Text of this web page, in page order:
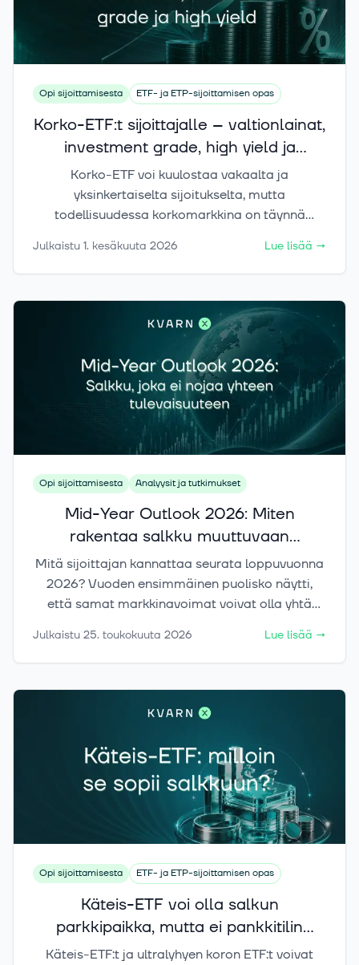
Opi sijoittamisesta ETF- ja ETP-sijoittamisen opas
Korko-ETF:t sijoittajalle – valtionlainat,
investment grade, high yield ja
duraatio-riski
Korko-ETF voi kuulostaa vakaalta ja
yksinkertaiselta sijoitukselta, mutta
todellisuudessa korkomarkkina on täynnä
yrityslainoja, high yield -lainoja sekä lyhyen ja
pitkän duraation tuotteita. Tässä artikkelissa
syntyy, mitä riskejä sijoittajan pitää ymmärtää
ja miten eri korko-ETF voivat sopia erilaisiin
sijoitustavoitteisiin.
Julkaistu 1. kesäkuuta 2026 Lue lisää →
Opi sijoittamisesta Analyysit ja tutkimukset
Mid-Year Outlook 2026: Miten
rakentaa salkku muuttuvaan
markkinaan?
Mitä sijoittajan kannattaa seurata loppuvuonna
2026? Vuoden ensimmäinen puolisko näytti,
että samat markkinavoimat voivat olla yhtä
year outlook avaa fragmentaation, inflaation,
tekoälyn ja hajautuksen molemmat puolet ja
rakentaa salkun, joka ei nojaa yhden ennusteen
toteutumiseen.
Julkaistu 25. toukokuuta 2026 Lue lisää →
Opi sijoittamisesta ETF- ja ETP-sijoittamisen opas
Käteis-ETF voi olla salkun
parkkipaikka, mutta ei pankkitilin
korvike
Käteis-ETF:t ja ultralyhyen koron ETF:t voivat